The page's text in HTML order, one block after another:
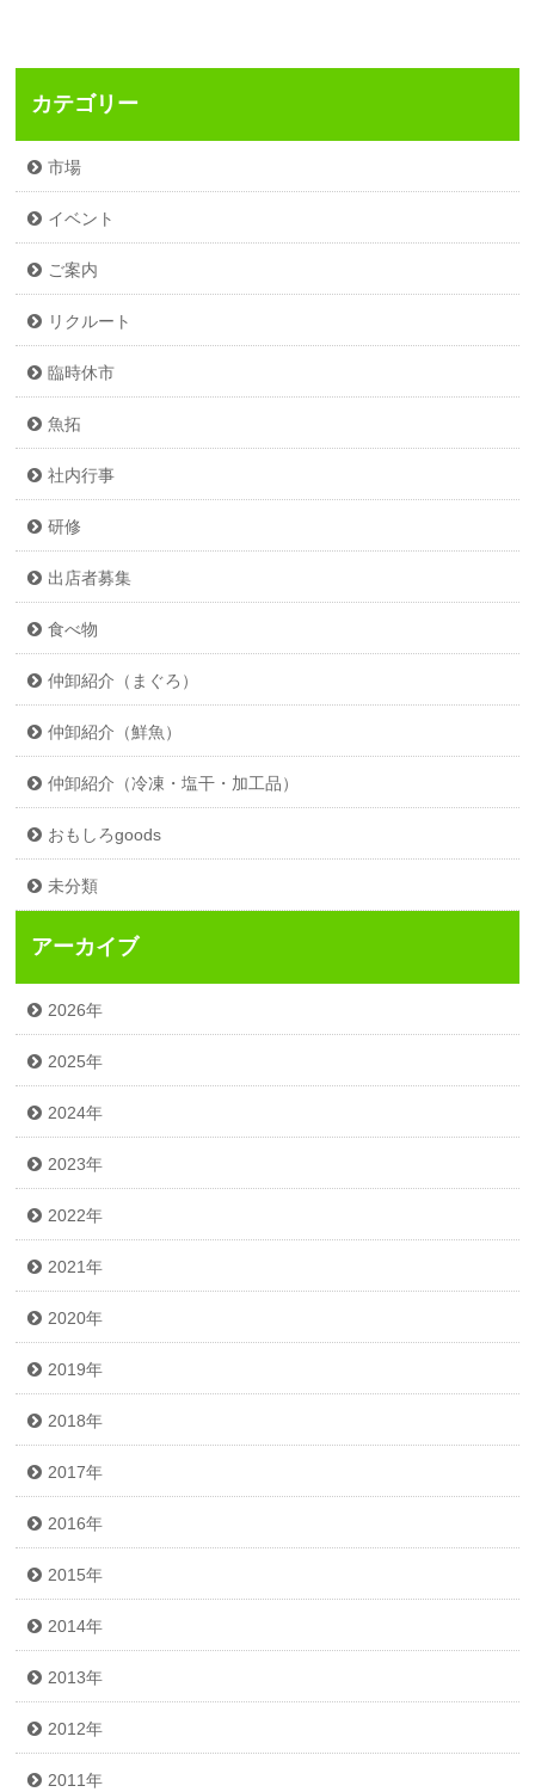
カテゴリー
市場
イベント
ご案内
リクルート
臨時休市
魚拓
社内行事
研修
出店者募集
食べ物
仲卸紹介（まぐろ）
仲卸紹介（鮮魚）
仲卸紹介（冷凍・塩干・加工品）
おもしろgoods
未分類
アーカイブ
2026年
2025年
2024年
2023年
2022年
2021年
2020年
2019年
2018年
2017年
2016年
2015年
2014年
2013年
2012年
2011年